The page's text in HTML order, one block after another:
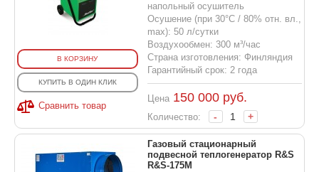
В КОРЗИНУ
КУПИТЬ В ОДИН КЛИК
Сравнить товар
напольный осушитель
Осушение (при 30°С / 80% отн. вл.,
max): 50 л/сутки
Воздухообмен: 300 м³/час
Страна изготовления: Финляндия
Гарантийный срок: 2 года
Цена 150 000руб.
Количество: - +
Газовый стационарный
подвесной теплогенератор R&S
R&S-175M